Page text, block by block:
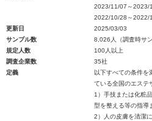
2023/11/07～2023/
2022/10/28～2022/
更新日
2025/03/03
サンプル数
8,026人（調査時サ
規定人数
100人以上
調査企業数
35社
定義
以下すべての条件を
ている全国のエステ
1）手技または化粧
型を整える等の指導
2）人の皮膚を清潔